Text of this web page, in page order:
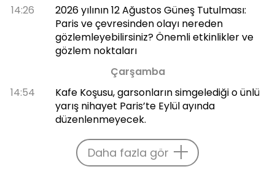
14:26
2026 yılının 12 Ağustos Güneş Tutulması:
Paris ve çevresinden olayı nereden
gözlemleyebilirsiniz? Önemli etkinlikler ve
gözlem noktaları
Çarşamba
14:54
Kafe Koşusu, garsonların simgelediği o ünlü
yarış nihayet Paris’te Eylül ayında
düzenlenmeyecek.
Daha fazla gör